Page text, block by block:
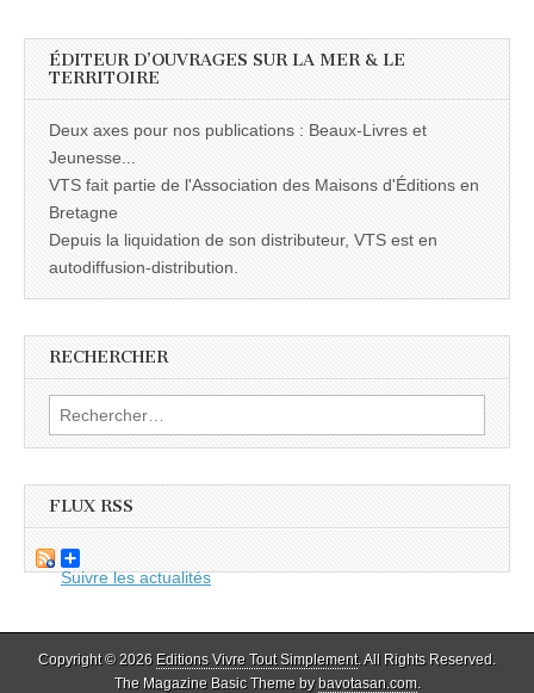
ÉDITEUR D’OUVRAGES SUR LA MER & LE
TERRITOIRE
Deux axes pour nos publications : Beaux-Livres et
Jeunesse...
VTS fait partie de l'Association des Maisons d'Éditions en
Bretagne
Depuis la liquidation de son distributeur, VTS est en
autodiffusion-distribution.
RECHERCHER
Rechercher :
FLUX RSS
Suivre les actualités
Copyright © 2026 Editions Vivre Tout Simplement. All Rights Reserved.
The Magazine Basic Theme bybavotasan.com.